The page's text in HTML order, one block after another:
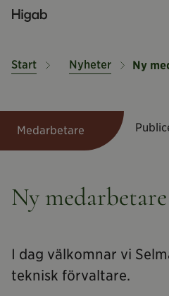
Start Nyheter Ny
Medarbetare
Ny medarbetare
I dag välkomnar vi
teknisk förvaltare.